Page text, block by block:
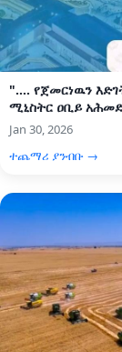
".... የጀመርነዉን
ሚኒስትር ዐቢይ
Jan 30, 2026
ተጨማሪ ያንብቡ →